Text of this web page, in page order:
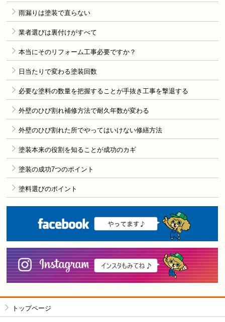
雨漏りは塗装で直らない
業者選びは裏付けがすべて
本当にそのリフォーム工事必要ですか？
日当たりで変わる塗装回数
必要な塗料の数量を把握することが手抜き工事を撃退する
外壁のひび割れ補修方法で耐久年数が変わる
外壁のひび割れた所でやってはいけない修繕方法
塗装本来の役割を知ることが成功のカギ
塗装の成功7つのポイント
塗料選びのポイント
トップページ